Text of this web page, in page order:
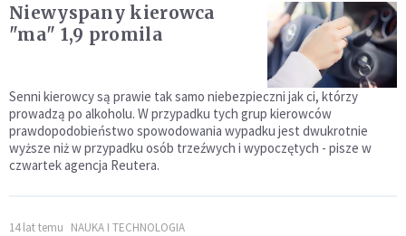
Niewyspany kierowca
"ma" 1,9 promila
Senni kierowcy są prawie tak samo niebezpieczni jak ci, którzy
prowadzą po alkoholu. W przypadku tych grup kierowców
prawdopodobieństwo spowodowania wypadku jest dwukrotnie
wyższe niż w przypadku osób trzeźwych i wypoczętych - pisze w
czwartek agencja Reutera.
14 lat temu NAUKA I TECHNOLOGIA